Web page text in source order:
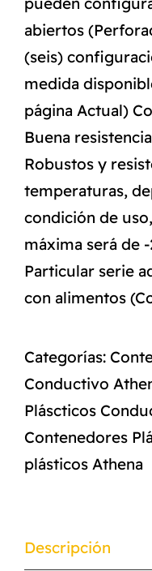
abiertos
(seis)
medida
página Actual)
Buena
Robustos y
temperaturas,
condición de
máxima será de -
Particular serie
con alimentos
Categorías:
Conductivo
Pláscticos
Contenedores
plásticos Athena
Descripción